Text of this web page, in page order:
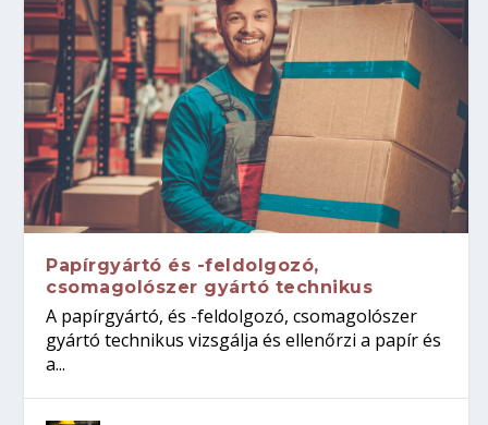
Papírgyártó és -feldolgozó,
csomagolószer gyártó technikus
A papírgyártó, és -feldolgozó, csomagolószer
gyártó technikus vizsgálja és ellenőrzi a papír és
a...